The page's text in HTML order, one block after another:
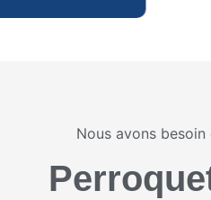
Nous avons